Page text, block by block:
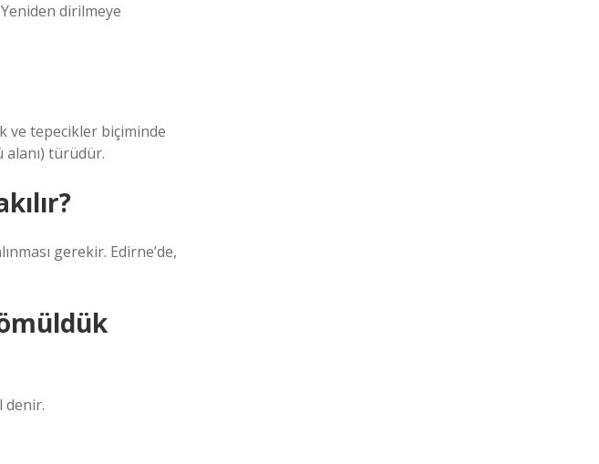
dirilmeye
ve tepecikler biçiminde
türüdür.
gerekir. Edirne’de,
denir.